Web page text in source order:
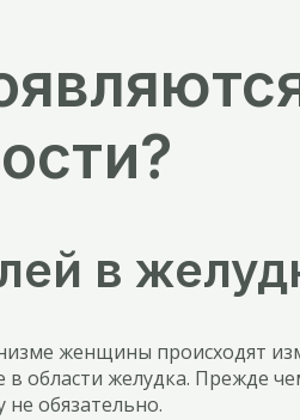
в
женщины происходят
области желудка. Прежде
не обязательно.